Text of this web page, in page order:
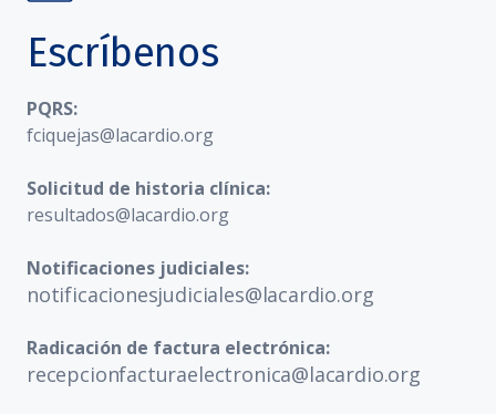
Escríbenos
PQRS:
fciquejas@lacardio.org
Solicitud de historia clínica:
resultados@lacardio.org
Notificaciones judiciales:
notificacionesjudiciales@lacardio.org
Radicación de factura electrónica:
recepcionfacturaelectronica@lacardio.org